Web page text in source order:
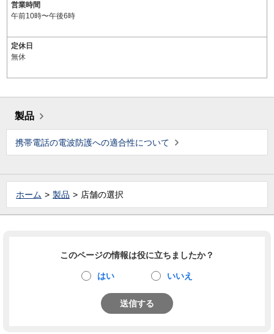
営業時間
午前10時〜午後6時
定休日
無休
製品
携帯電話の電波防護への適合性について
ホーム 製品 店舗の選択
このページの情報は役に立ちましたか？
はい いいえ
送信する